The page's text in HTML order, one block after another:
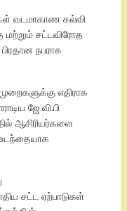
வடமாகாண கல்வி
சட்டவிரோத
நபராக
எதிராக
ஜே.வி.பி
ஆசிரியர்களை
சட்ட ஏற்பாடுகள்